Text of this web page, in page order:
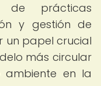
de prácticas
y gestión de
un papel crucial
más circular
ambiente en la